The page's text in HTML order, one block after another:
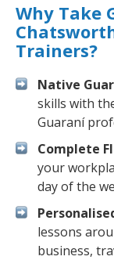
Why Take
Trainers?
Native
skills with
Guaraní
Complete
your
day of the
lessons
business,